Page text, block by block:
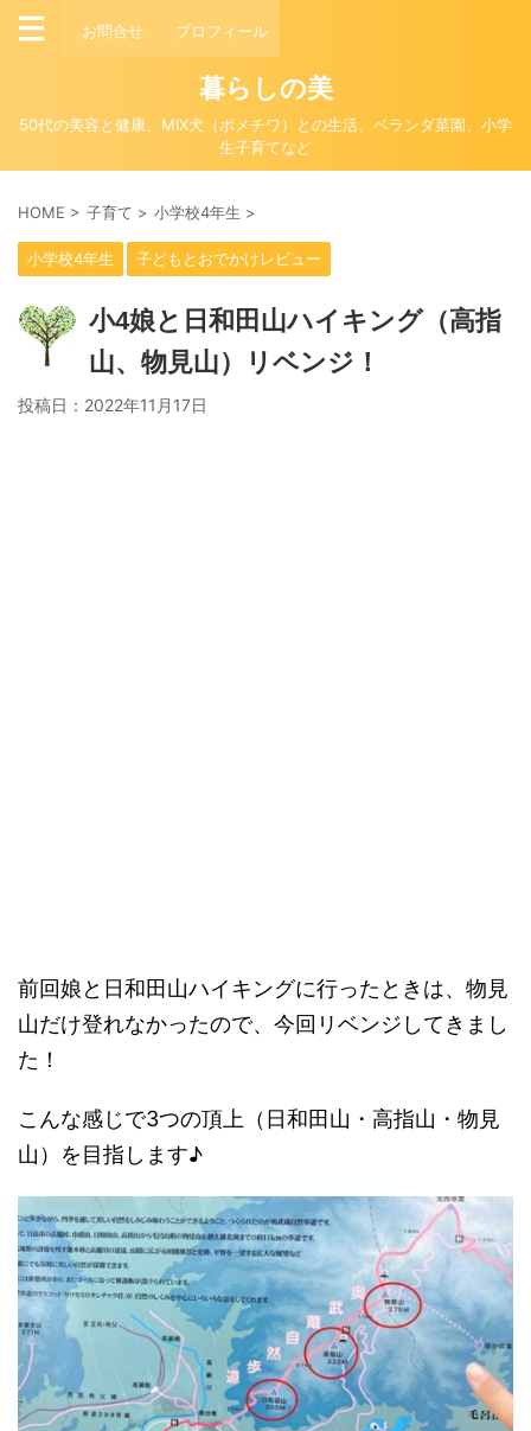
お問合せ プロフィール
暮らしの美
50代の美容と健康、MIX犬（ポメチワ）との生活、ベランダ菜園、小学
生子育てなど
HOME > 子育て > 小学校4年生 >
小学校4年生 子どもとおでかけレビュー
小4娘と日和田山ハイキング（高指
山、物見山）リベンジ！
投稿日： 2022年11月17日
前回娘と日和田山ハイキングに行ったときは、物見
山だけ登れなかったので、今回リベンジしてきまし
た！
こんな感じで3つの頂上（日和田山・高指山・物見
山）を目指します♪